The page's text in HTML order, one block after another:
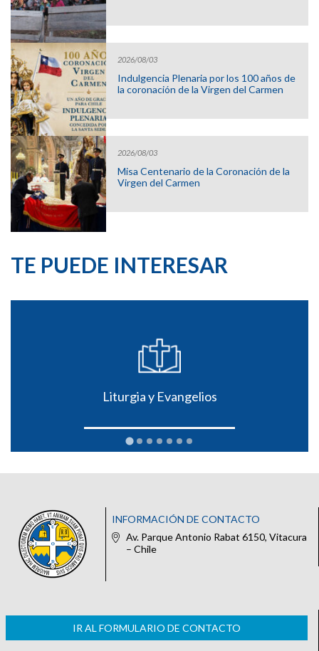
2026/08/03
Indulgencia Plenaria por los 100 años de
la coronación de la Virgen del Carmen
2026/08/03
Misa Centenario de la Coronación de la
Virgen del Carmen
TE PUEDE INTERESAR
Liturgia y Evangelios
INFORMACIÓN DE CONTACTO
Av. Parque Antonio Rabat 6150, Vitacura
– Chile
IR AL FORMULARIO DE CONTACTO